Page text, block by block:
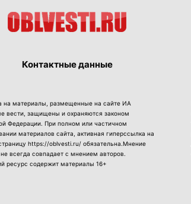
Контактные данные
на материалы, размещенные на сайте ИА
вести, защищены и охраняются законом
Федерации. При полном или частичном
материалов сайта, активная гиперссылка на
https://oblvesti.ru/ обязательна.Мнение
всегда совпадает с мнением авторов.
ресурс содержит материалы 16+